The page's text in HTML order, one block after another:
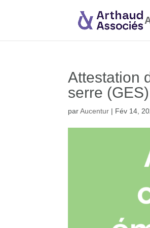
Attestation
serre (GES)
parAucentur | Fév 14,